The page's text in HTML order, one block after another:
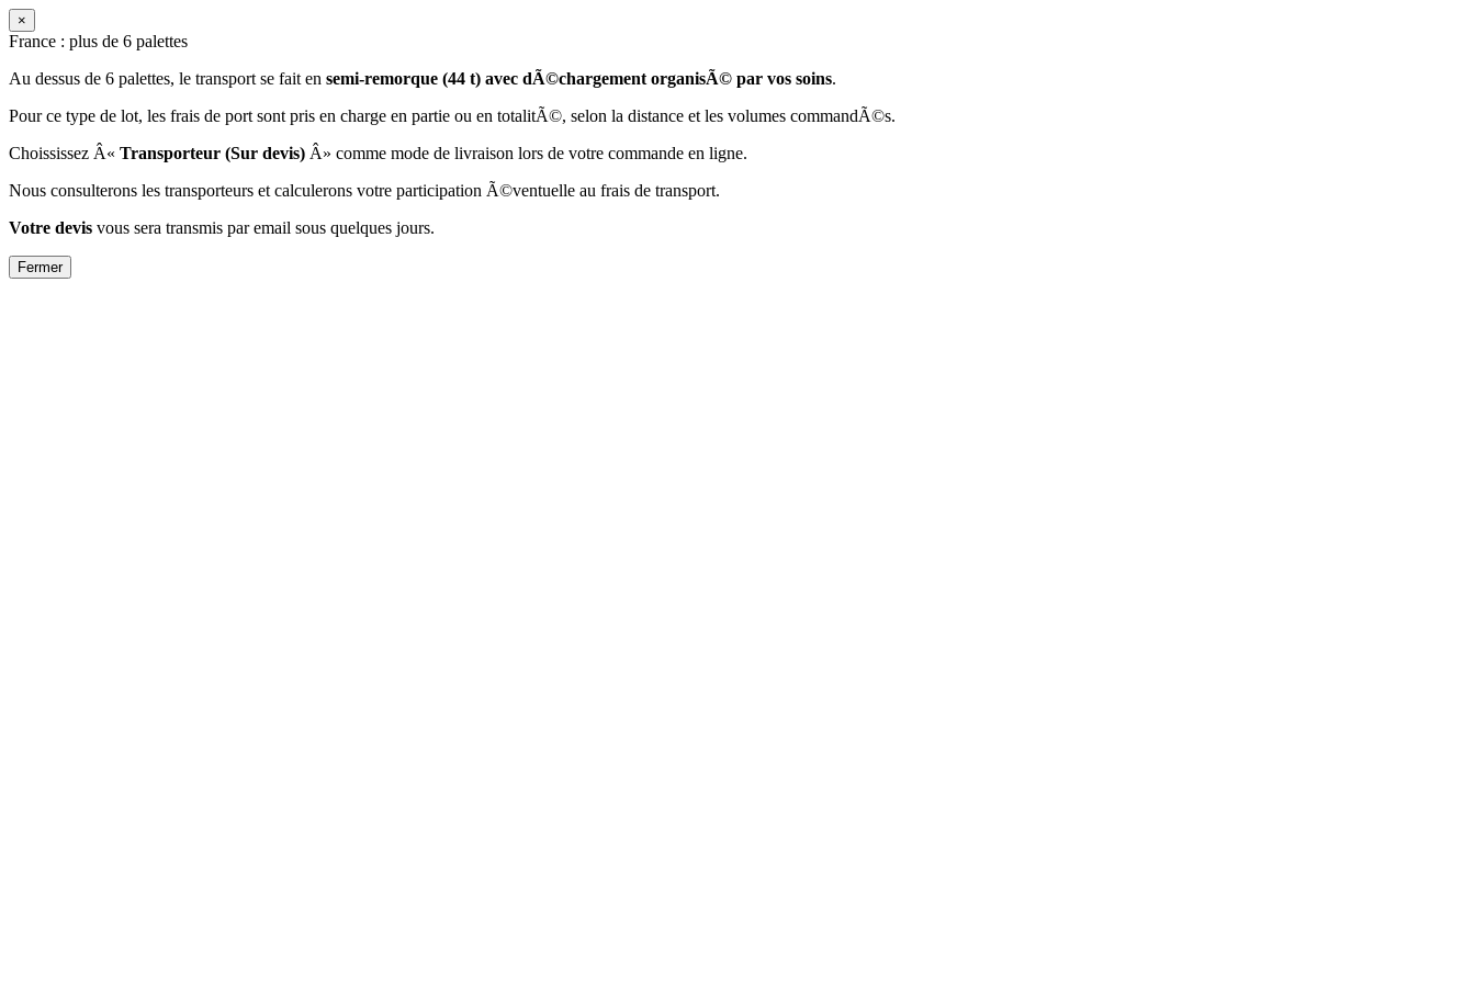
×
France : plus de 6 palettes
Au dessus de 6 palettes, le transport se fait en semi-remorque (44 t) avec dÃ©chargement organisÃ© par vos soins.
Pour ce type de lot, les frais de port sont pris en charge en partie ou en totalitÃ©, selon la distance et les volumes commandÃ©s.
Choississez Â« Transporteur (Sur devis) Â» comme mode de livraison lors de votre commande en ligne.
Nous consulterons les transporteurs et calculerons votre participation Ã©ventuelle au frais de transport.
Votre devis vous sera transmis par email sous quelques jours.
Fermer